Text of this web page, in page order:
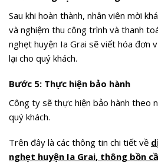
Sau khi hoàn thành, nhân viên mời
và nghiệm thu công trình và thanh
nghẹt huyện Ia Grai sẽ viết hóa đơn
lại cho quý khách.
Bước 5: Thực hiện bảo hành
Công ty sẽ thực hiện bảo hành theo
quý khách.
Trên đây là các thông tin chi tiết về
nghẹt huyện Ia Grai, thông bồn